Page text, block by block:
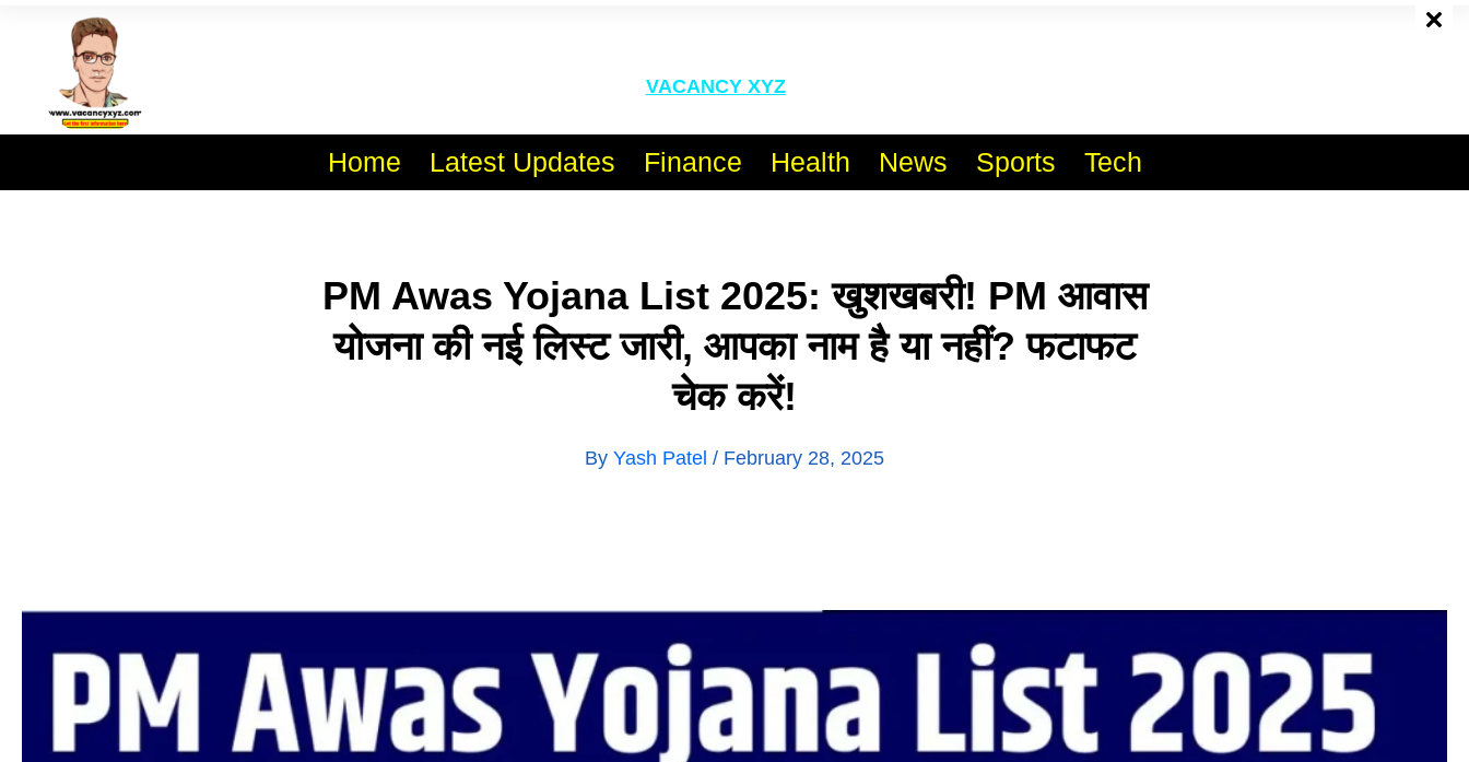
VACANCY XYZ
Home Latest Updates Finance Health News Sports Tech
PM Awas Yojana List 2025: खुशखबरी! PM आवास
योजना की नई लिस्ट जारी, आपका नाम है या नहीं? फटाफट
चेक करें!
By Yash Patel / February 28, 2025